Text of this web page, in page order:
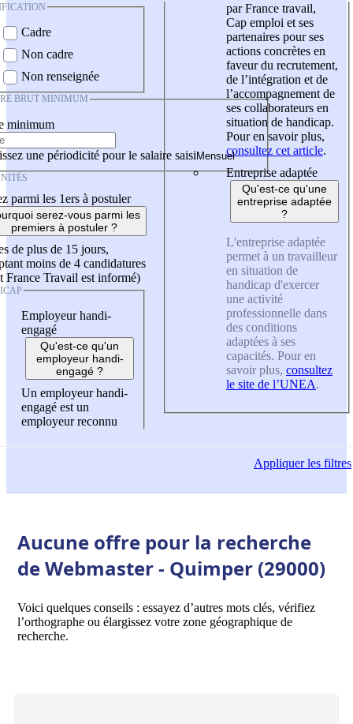
Cadre
Non cadre
Non renseignée
BRUT MINIMUM
minimum
une périodicité pour le salaire saisi
parmi les 1ers à postuler
serez-vous parmi les
premiers à postuler ?
de plus de 15 jours,
moins de 4 candidatures
France Travail est informé)
Employeur handi-
engagé
Qu'est-ce qu'un
employeur handi-
engagé ?
Un employeur handi-
engagé est un
employeur reconnu
par France travail,
Cap emploi et ses
partenaires pour ses
actions concrètes en
faveur du recrutement,
de l’intégration et de
l’accompagnement de
ses collaborateurs en
situation de handicap.
Pour en savoir plus,
consultez cet article.
Entreprise adaptée
Qu'est-ce qu'une
entreprise adaptée
?
L'entreprise adaptée
permet à un travailleur
en situation de
handicap d'exercer
une activité
professionnelle dans
des conditions
adaptées à ses
capacités. Pour en
savoir plus, consultez
le site de l’UNEA.
Appliquerles filtres
Aucune offre pour la recherche
de Webmaster - Quimper (29000)
Voici quelques conseils : essayez d’autres mots clés, vérifiez
l’orthographe ou élargissez votre zone géographique de
recherche.